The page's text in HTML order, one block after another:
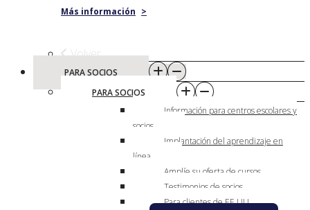
Más información >
Volver
PARA SOCIOS
PARA SOCIOS
Información para centros escolares y
socios
Implantación del aprendizaje en
línea
Amplíe su oferta de cursos
Testimonios de socios
Para clientes de EE.UU.